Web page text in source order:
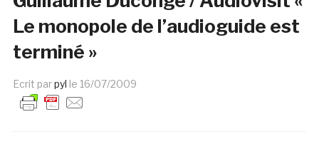
Le monopole de l’audioguide est
terminé »
Ecrit parpyl le 16/07/2009